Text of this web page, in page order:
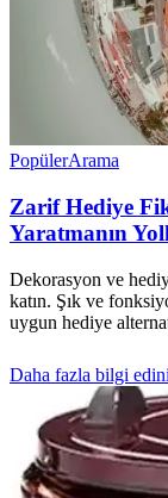
PopülerArama
Zarif Hediye
Yaratmanın
Dekorasyon ve
katın. Şık ve
uygun hediye
Daha fazla bilgi